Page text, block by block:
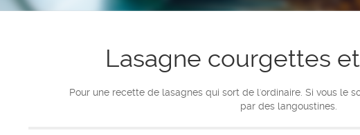
Lasagne courgettes
Pour une recette de lasagnes qui sort de l'ordinaire. Si vous le
par des langoustines.